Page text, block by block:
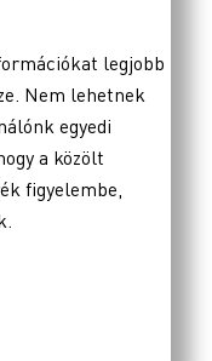
legjobb
Nem lehetnek
egyedi
a közölt
figyelembe,